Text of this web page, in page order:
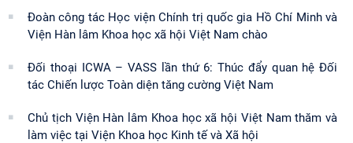
Đoàn công tác Học viện Chính trị quốc gia Hồ Chí Minh và
Viện Hàn lâm Khoa học xã hội Việt Nam chào
Đối thoại ICWA – VASS lần thứ 6: Thúc đẩy quan hệ Đối
tác Chiến lược Toàn diện tăng cường Việt Nam
Chủ tịch Viện Hàn lâm Khoa học xã hội Việt Nam thăm và
làm việc tại Viện Khoa học Kinh tế và Xã hội